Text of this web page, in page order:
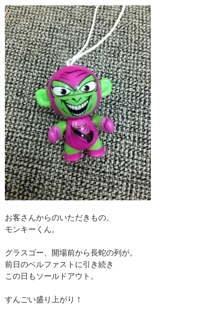
お客さんからのいただきもの。
モンキーくん。
グラスゴー、開場前から長蛇の列が。
前日のベルファストに引き続き
この日もソールドアウト。
すんごい盛り上がり！